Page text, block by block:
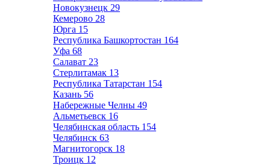
Новокузнецк 29
Кемерово 28
Юрга 15
Республика Башкортостан 164
Уфа 68
Салават 23
Стерлитамак 13
Республика Татарстан 154
Казань 56
Набережные Челны 49
Альметьевск 16
Челябинская область 154
Челябинск 63
Магнитогорск 18
Троицк 12